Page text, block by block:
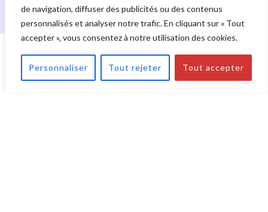
de navigation, diffuser des publicités ou des contenus
personnalisés et analyser notre trafic. En cliquant sur « Tout
accepter », vous consentez à notre utilisation des cookies.
Personnaliser Tout rejeter Tout accepter
Couvreur Golfe de Saint-Tropez
site |Nos activités